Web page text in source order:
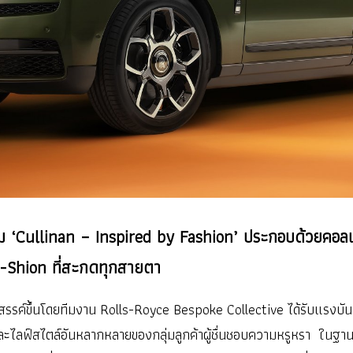
‘Cullinan – Inspired by Fashion’ ประกอบด้วยค
Shion ที่สะกดทุกสายตา
ค์ขึ้นโดยทีมงาน Rolls-Royce Bespoke Collective ได้รับแรงบั
ลฟ์สไตล์อันหลากหลายของกลุ่มลูกค้าผู้ชื่นชอบความหรูหรา ในฐา